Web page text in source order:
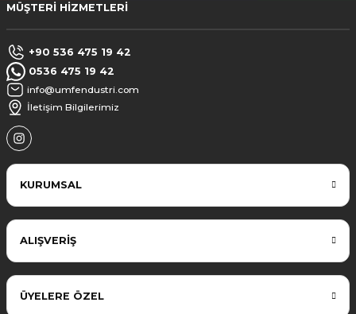
MÜŞTERİ HİZMETLERİ
+90 536 475 19 42
0536 475 19 42
info@umfendustri.com
İletişim Bilgilerimiz
KURUMSAL
ALIŞVERİŞ
ÜYELERE ÖZEL